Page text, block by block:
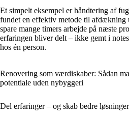
Et simpelt eksempel er håndtering af
fundet en effektiv metode til afdækning
spare mange timers arbejde på næste
erfaringen bliver delt – ikke gemt i
hos én person.
Renovering som værdiskaber: Sådan
potentiale uden nybyggeri
Del erfaringer – og skab bedre